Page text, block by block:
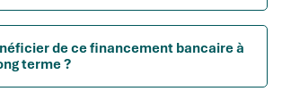
de ce financement bancaire à
terme ?